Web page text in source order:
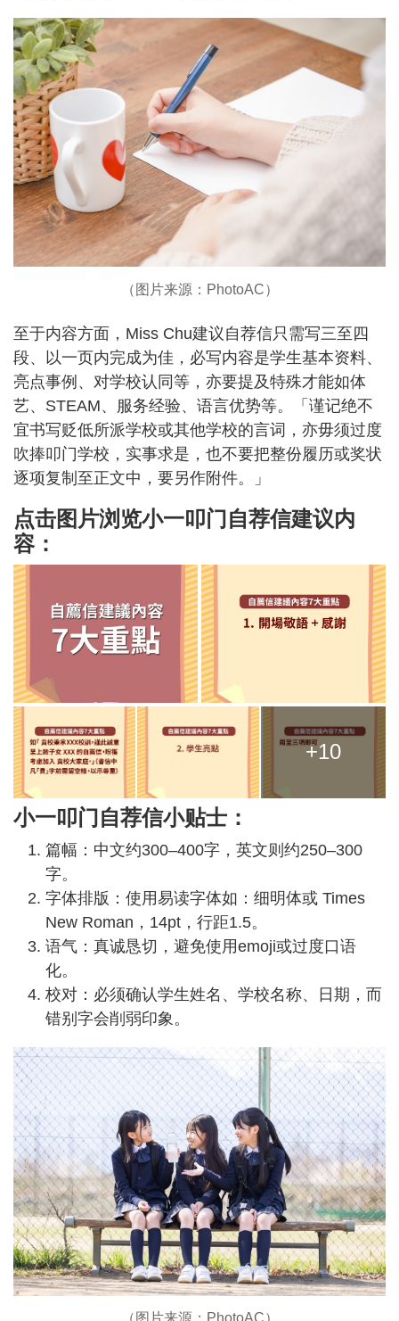
（图片来源：PhotoAC）
至于内容方面，Miss Chu建议自荐信只需写三至四
段、以一页内完成为佳，必写内容是学生基本资料、
亮点事例、对学校认同等，亦要提及特殊才能如体
艺、STEAM、服务经验、语言优势等。「谨记绝不
宜书写贬低所派学校或其他学校的言词，亦毋须过度
吹捧叩门学校，实事求是，也不要把整份履历或奖状
逐项复制至正文中，要另作附件。」
点击图片浏览小一叩门自荐信建议内
容：
+10
小一叩门自荐信小贴士：
篇幅：中文约300–400字，英文则约250–300
字。
字体排版：使用易读字体如：细明体或 Times
New Roman，14pt，行距1.5。
语气：真诚恳切，避免使用emoji或过度口语
化。
校对：必须确认学生姓名、学校名称、日期，而
错别字会削弱印象。